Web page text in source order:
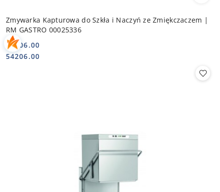
Zmywarka Kapturowa do Szkła i Naczyń ze Zmiękczaczem |
RM GASTRO 00025336
Cena:
54206.00
Cena:
54206.00